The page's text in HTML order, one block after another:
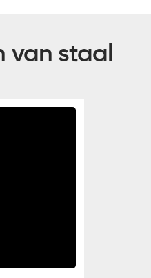
van staal